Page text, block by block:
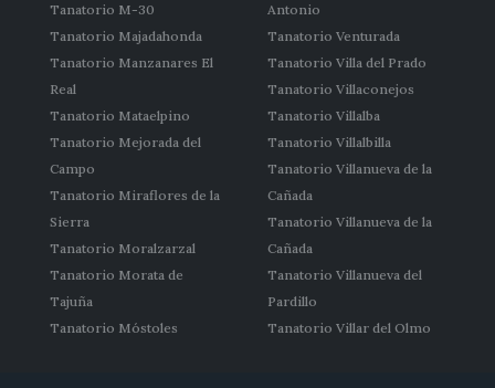
Tanatorio M-30
Tanatorio Majadahonda
Tanatorio Manzanares El
Real
Tanatorio Mataelpino
Tanatorio Mejorada del
Campo
Tanatorio Miraflores de la
Sierra
Tanatorio Moralzarzal
Tanatorio Morata de
Tajuña
Tanatorio Móstoles
Antonio
Tanatorio Venturada
Tanatorio Villa del Prado
Tanatorio Villaconejos
Tanatorio Villalba
Tanatorio Villalbilla
Tanatorio Villanueva de la
Cañada
Tanatorio Villanueva de la
Cañada
Tanatorio Villanueva del
Pardillo
Tanatorio Villar del Olmo